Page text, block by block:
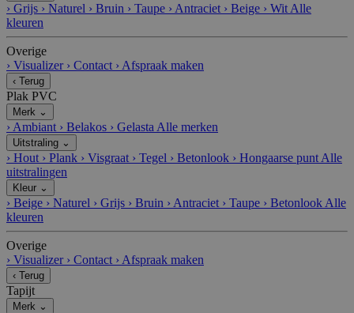
› Grijs › Naturel › Bruin › Taupe › Antraciet › Beige › Wit Alle
kleuren
Overige
› Visualizer › Contact › Afspraak maken
‹ Terug
Plak PVC
Merk ⌄
› Ambiant › Belakos › Gelasta Alle merken
Uitstraling ⌄
› Hout › Plank › Visgraat › Tegel › Betonlook › Hongaarse punt Alle
uitstralingen
Kleur ⌄
› Beige › Naturel › Grijs › Bruin › Antraciet › Taupe › Betonlook Alle
kleuren
Overige
› Visualizer › Contact › Afspraak maken
‹ Terug
Tapijt
Merk ⌄